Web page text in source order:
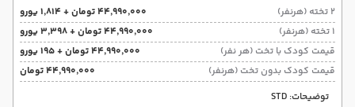
2 تخته (هرنفر)
۴۴٬۹۹۰٬۰۰۰ تومان + ۱٬۸۱۴ یورو
1 تخته (هرنفر)
۴۴٬۹۹۰٬۰۰۰ تومان + ۳٬۳۹۸ یورو
قیمت کودک با تخت (هر نفر)
۴۴٬۹۹۰٬۰۰۰ تومان + ۱۹۵ یورو
قیمت کودک بدون تخت (هرنفر)
۴۴٬۹۹۰٬۰۰۰ تومان
توضیحات: STD